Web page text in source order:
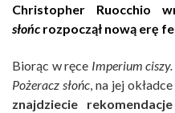
Christopher Ruocchio
słońc rozpoczął nową erę
Biorąc w ręce Imperium ciszy.
Pożeracz słońc, na jej okładce
znajdziecie rekomendacje